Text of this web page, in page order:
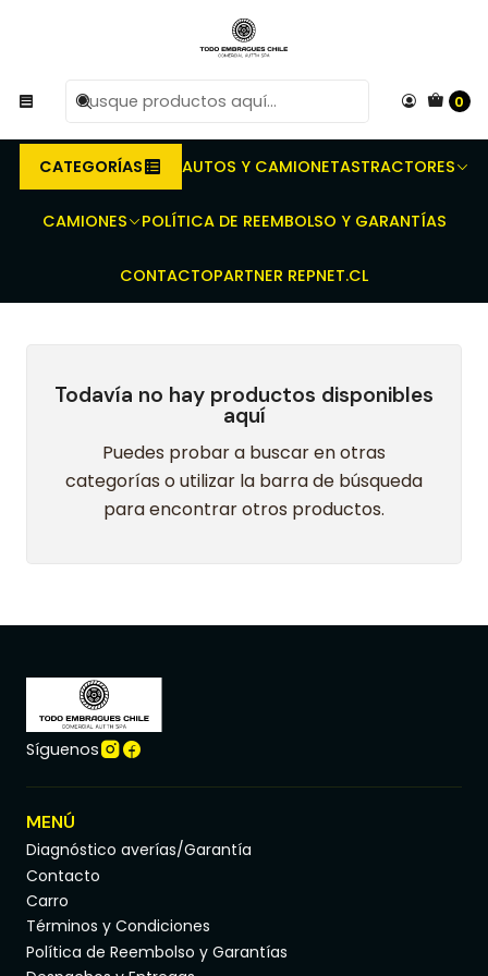
0
CATEGORÍAS AUTOS Y CAMIONETASTRACTORES
CAMIONES POLÍTICA DE REEMBOLSO Y GARANTÍAS
CONTACTOPARTNER REPNET.CL
Compra antes de las 10 AM de Lunes a Viernes y
entregaremos al transporte en un máximo de 24 hrs hábiles.
Inicio
Rodamientos - Kit completo
NQR
Todavía no hay productos disponibles
aquí
Puedes probar a buscar en otras
categorías o utilizar la barra de búsqueda
para encontrar otros productos.
Síguenos
MENÚ
Diagnóstico averías/Garantía
Contacto
Carro
Términos y Condiciones
Política de Reembolso y Garantías